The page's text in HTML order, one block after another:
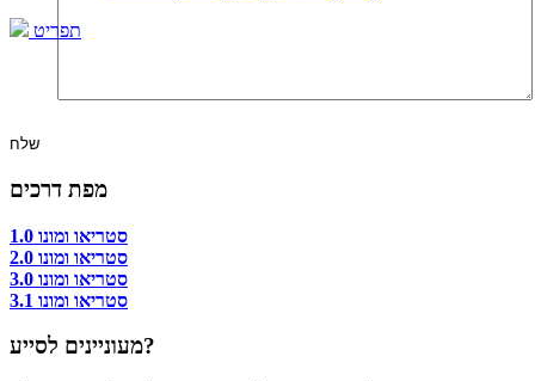
תפריט
מפת דרכים
סטריאו ומונו 1.0
סטריאו ומונו 2.0
סטריאו ומונו 3.0
סטריאו ומונו 3.1
מעוניינים לסייע?